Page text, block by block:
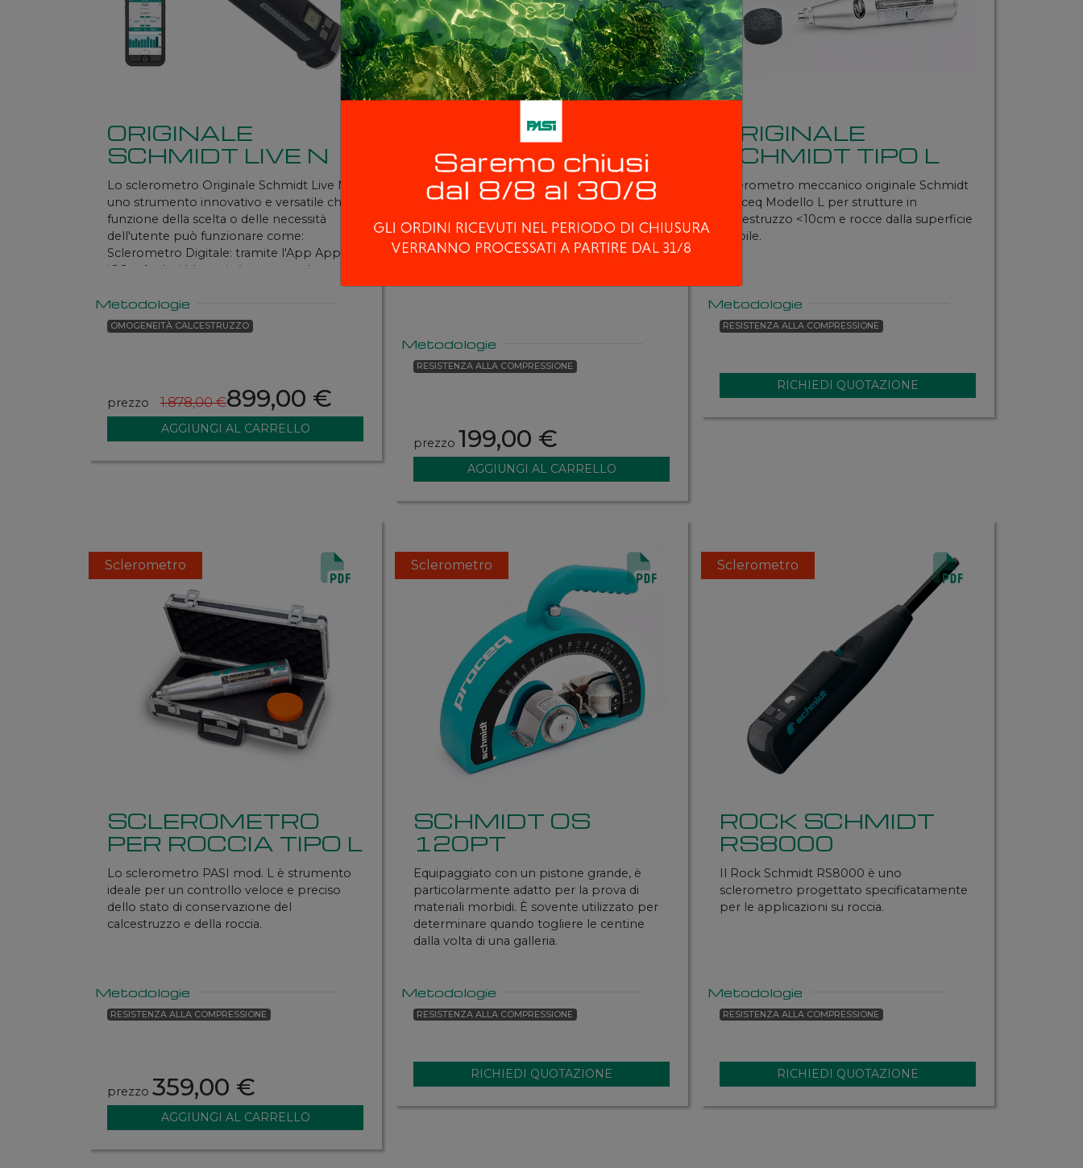
ORIGINALE
SCHMIDT LIVE N
Lo sclerometro Originale Schmidt Live N è
uno strumento innovativo e versatile che in
funzione della scelta o delle necessità
dell'utente può funzionare come:
Sclerometro Digitale: tramite l'App Apple
iOS o Android (gratuita) permette la
creazione dei report e la condivisione dei
dati.
Disponibile con certificato di calibrazione
Metodologie
OMOGENEITÀ CALCESTRUZZO
prezzo 1.878,00 €899,00 €
SCLEROMETRO
PER
CALCESTRUZZO
TIPO N
Spessore >10cm, completo di custodia,
pietra abrasiva, manuale istruzioni e
Metodologie
RESISTENZA ALLA COMPRESSIONE
prezzo 199,00 €
ORIGINALE
SCHMIDT TIPO L
Sclerometro meccanico originale Schmidt
Proceq Modello L per strutture in
calcestruzzo <10cm e rocce dalla superficie
friabile.
Metodologie
RESISTENZA ALLA COMPRESSIONE
Sclerometro
SCLEROMETRO
PER ROCCIA TIPO L
Lo sclerometro PASI mod. L è strumento
ideale per un controllo veloce e preciso
dello stato di conservazione del
calcestruzzo e della roccia.
Metodologie
RESISTENZA ALLA COMPRESSIONE
prezzo 359,00 €
Sclerometro
SCHMIDT OS
120PT
Equipaggiato con un pistone grande, è
particolarmente adatto per la prova di
materiali morbidi. È sovente utilizzato per
determinare quando togliere le centine
dalla volta di una galleria.
Metodologie
RESISTENZA ALLA COMPRESSIONE
Sclerometro
ROCK SCHMIDT
RS8000
Il Rock Schmidt RS8000 è uno
sclerometro progettato specificatamente
per le applicazioni su roccia.
Metodologie
RESISTENZA ALLA COMPRESSIONE